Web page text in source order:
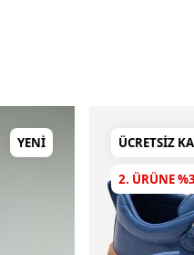
YENI ÜCRETSIZ
2. ÜRÜNE